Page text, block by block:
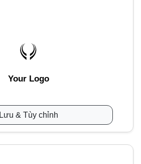
Your Logo
Lưu & Tùy chỉnh